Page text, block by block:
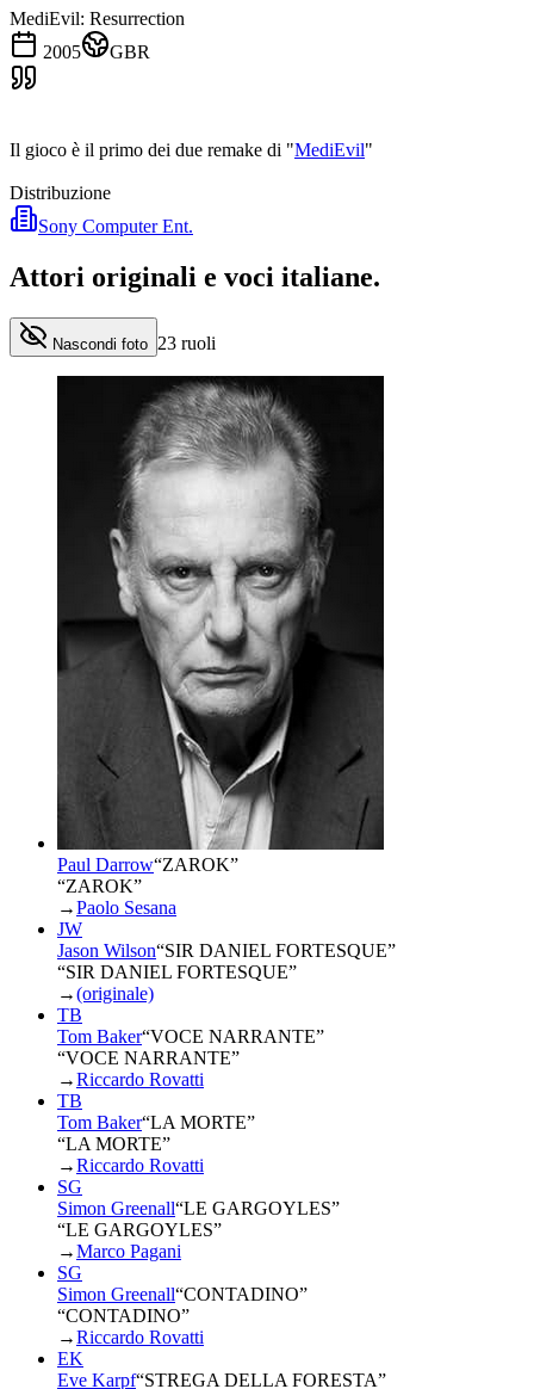
MediEvil: Resurrection
2005
GBR
Il gioco è il primo dei due remake di "MediEvil"
Distribuzione
Sony Computer Ent.
Attori originali e voci italiane.
Nascondi foto 23 ruoli
Paul Darrow“ZAROK”
“ZAROK”
→Paolo Sesana
JW
Jason Wilson“SIR DANIEL FORTESQUE”
“SIR DANIEL FORTESQUE”
→(originale)
TB
Tom Baker“VOCE NARRANTE”
“VOCE NARRANTE”
→Riccardo Rovatti
TB
Tom Baker“LA MORTE”
“LA MORTE”
→Riccardo Rovatti
SG
Simon Greenall“LE GARGOYLES”
“LE GARGOYLES”
→Marco Pagani
SG
Simon Greenall“CONTADINO”
“CONTADINO”
→Riccardo Rovatti
EK
Eve Karpf“STREGA DELLA FORESTA”